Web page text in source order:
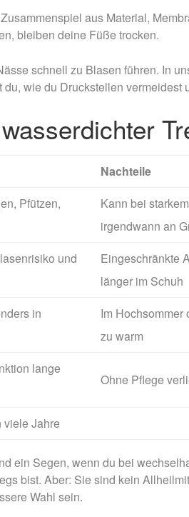
aus Material,
bleiben deine Füße trocken.
schnell zu Blasen führen. In
du, wie du Druckstellen
Nachteile
Pfützen,
Kann bei
irgendwann an
und
Eingeschränkte
länger im Schuh
in
Im Hochsommer
zu warm
lange
Ohne Pflege
viele Jahre
ein Segen, wenn du bei
bist. Aber: Sie sind kein
Wahl sein.